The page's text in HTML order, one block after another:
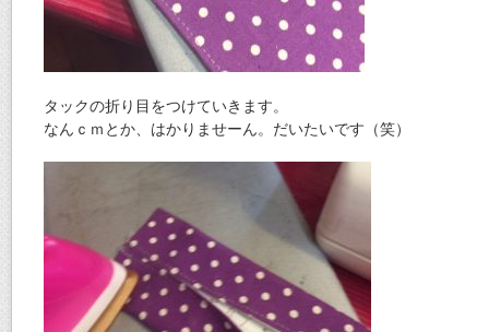
タックの折り目をつけていきます。
なんｃｍとか、はかりませーん。だいたいです（笑）